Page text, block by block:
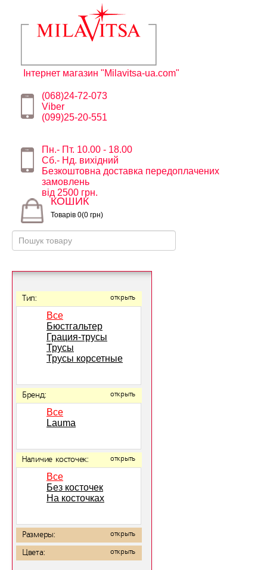
Інтернет магазин "Milavitsa-ua.com"
(068)24-72-073
Viber
(099)25-20-551
Пн.- Пт. 10.00 - 18.00
Сб.- Нд. вихідний
Безкоштовна доставка передоплачених
замовлень
від 2500 грн.
КОШИК
Товарів 0(0 грн)
Тип: открыть
Все
Бюстгальтер
Грация-трусы
Трусы
Трусы корсетные
Бренд: открыть
Все
Lauma
Наличие косточек: открыть
Все
Без косточек
На косточках
Размеры: открыть
Цвета: открыть